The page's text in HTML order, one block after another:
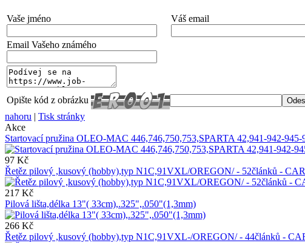
Vaše jméno Váš email
Email Vašeho známého
Opište kód z obrázku
nahoru | Tisk stránky
Akce
Startovací pružina OLEO-MAC 446,746,750,753,SPARTA 42,941-942-945-
97 Kč
Řetěz pilový ,kusový (hobby),typ N1C,91VXL/OREGON/ - 52článků -
217 Kč
Pilová lišta,délka 13"( 33cm),.325",.050"(1,3mm)
266 Kč
Řetěz pilový ,kusový (hobby),typ N1C,91VXL-/OREGON/ - 44článků -